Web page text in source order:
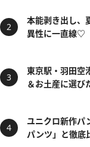
本能剥き出し
異性に一直線♡
東京駅・羽田
＆お土産に選び
ユニクロ新作
パンツ」と徹底